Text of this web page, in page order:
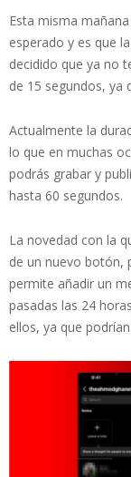
Esta misma
esperado y es que
decidido que ya no
de 15 segundos, ya
Actualmente la
lo que en muchas
podrás grabar y
hasta 60 segundos.
La novedad con la
de un nuevo botón,
permite añadir un
pasadas las 24
ellos, ya que